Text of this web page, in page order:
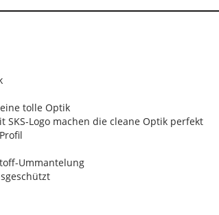
tolle Optik
Logo machen die cleane Optik perfekt
Ummantelung